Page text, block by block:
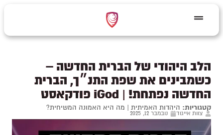
הלב היהודי של הברית החדשה –
כשמבינים את שפת התנ״ך, הברית
החדשה נפתחת! | iGod פודקאסט
קטגוריות: היהדות האמיתית | מה היא האמונה המשיחית?
צוות אייגוד נובמבר 12, 2025